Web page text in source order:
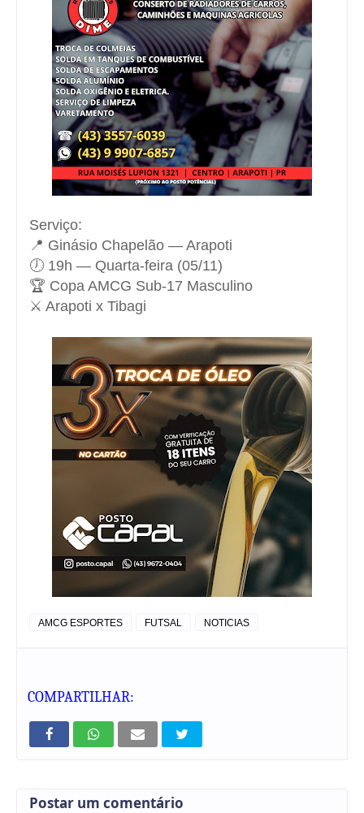
Serviço:
📍 Ginásio Chapelão — Arapoti
🕖 19h — Quarta-feira (05/11)
🏆 Copa AMCG Sub-17 Masculino
⚔️ Arapoti x Tibagi
AMCG ESPORTES FUTSAL NOTICIAS
COMPARTILHAR:
Postar um comentário